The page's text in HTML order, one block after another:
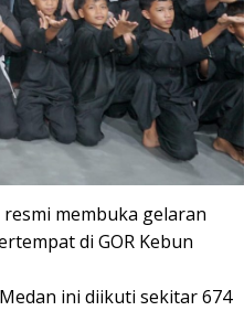
resmi membuka gelaran
di GOR Kebun
ini diikuti sekitar 674